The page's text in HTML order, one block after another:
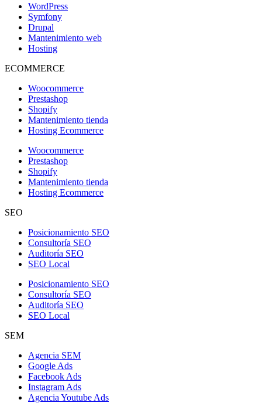
WordPress
Symfony
Drupal
Mantenimiento web
Hosting
ECOMMERCE
Woocommerce
Prestashop
Shopify
Mantenimiento tienda
Hosting Ecommerce
Woocommerce
Prestashop
Shopify
Mantenimiento tienda
Hosting Ecommerce
SEO
Posicionamiento SEO
Consultoría SEO
Auditoría SEO
SEO Local
Posicionamiento SEO
Consultoría SEO
Auditoría SEO
SEO Local
SEM
Agencia SEM
Google Ads
Facebook Ads
Instagram Ads
Agencia Youtube Ads